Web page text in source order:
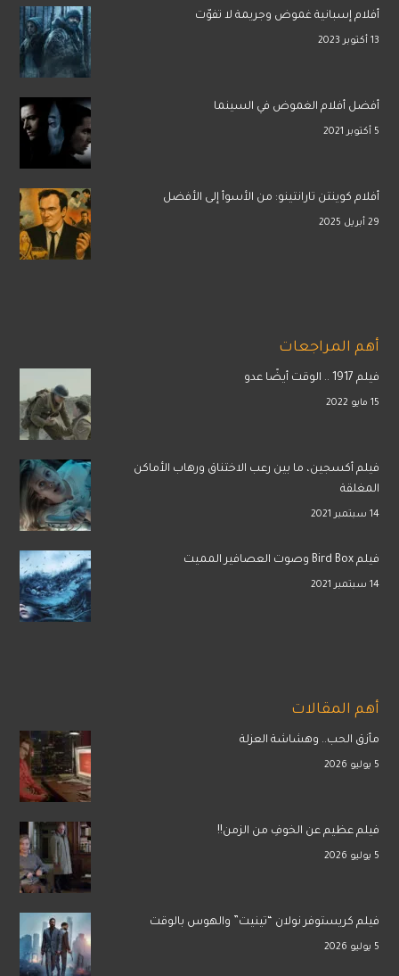
أفلام إسبانية غموض وجريمة لا تفوّت
13 أكتوبر 2023
أفضل أفلام الغموض في السينما
5 أكتوبر 2021
أفلام كوينتن تارانتينو: من الأسوأ إلى الأفضل
29 أبريل 2025
أهم المراجعات
فيلم 1917 .. الوقت أيضًا عدو
15 مايو 2022
فيلم أكسجين، ما بين رعب الاختناق ورهاب الأماكن
المغلقة
14 سبتمبر 2021
فيلم Bird Box وصوت العصافير المميت
14 سبتمبر 2021
أهم المقالات
مأزق الحب.. وهشاشة العزلة
5 يوليو 2026
فيلم عظيم عن الخوفِ من الزمن!!
5 يوليو 2026
فيلم كريستوفر نولان “تينيت” والهوس بالوقت
5 يوليو 2026